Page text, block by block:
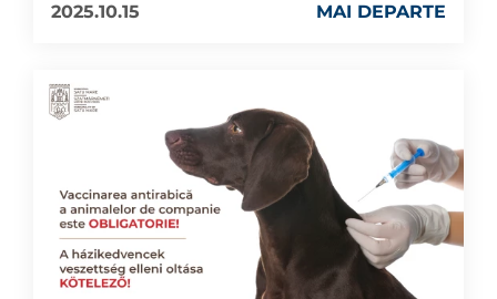
2025.10.15
MAI DEPARTE